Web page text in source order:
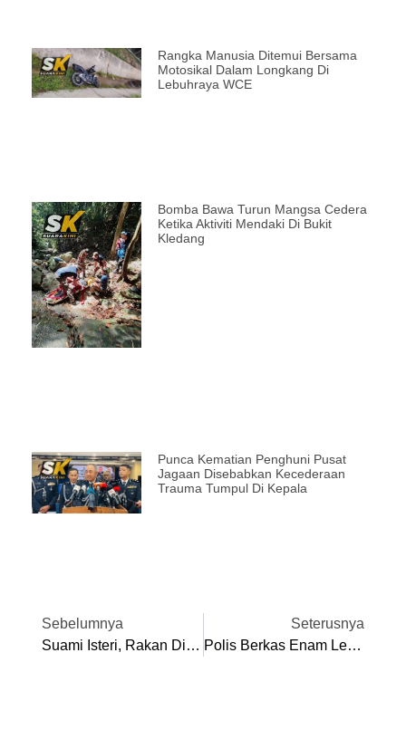
Rangka Manusia Ditemui Bersama
Motosikal Dalam Longkang Di
Lebuhraya WCE
Bomba Bawa Turun Mangsa Cedera
Ketika Aktiviti Mendaki Di Bukit
Kledang
Punca Kematian Penghuni Pusat
Jagaan Disebabkan Kecederaan
Trauma Tumpul Di Kepala
Sebelumnya
Suami Isteri, Rakan Didakwa Edar Dadah Hampir 52 Kilogram
Seterusnya
Polis Berkas Enam Lelaki, Tumpas Sindiket Jual Air Ketum Aktif Sejak 2022